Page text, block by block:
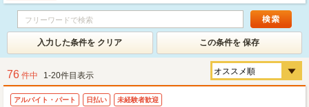
入力した条件を クリア この条件を 保存
76 件中 1-20件目表示
アルバイト・パート 日払い 未経験者歓迎